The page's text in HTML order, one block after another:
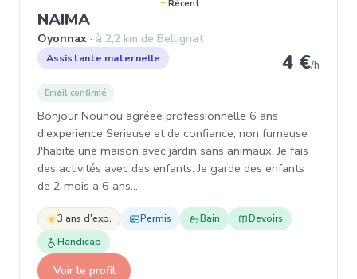
Récent
NAIMA, Assistante maternelle à
Oyonnax à 2,2 km de Bellignat
Assistante maternelle 4 €/h
Email confirmé
Bonjour Nounou agréee professionnelle 6 ans
d'experience Serieuse et de confiance, non fumeuse
J'habite une maison avec jardin sans animaux. Je fais
des activités avec des enfants. Je garde des enfants
de 2 mois a 6 ans…
3 ans d'exp. Permis Bain
Devoirs
Handicap
Voir le profil